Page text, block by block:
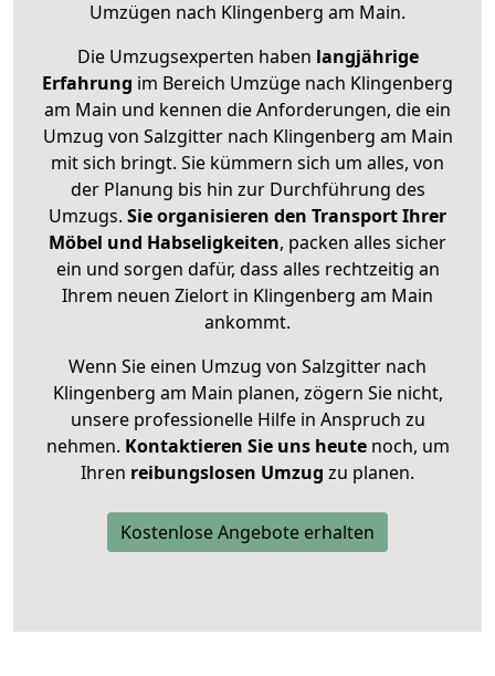
Umzügen nach Klingenberg am Main.
Die Umzugsexperten haben langjährige
Erfahrung im Bereich Umzüge nach Klingenberg
am Main und kennen die Anforderungen, die ein
Umzug von Salzgitter nach Klingenberg am Main
mit sich bringt. Sie kümmern sich um alles, von
der Planung bis hin zur Durchführung des
Umzugs. Sie organisieren den Transport Ihrer
Möbel und Habseligkeiten, packen alles sicher
ein und sorgen dafür, dass alles rechtzeitig an
Ihrem neuen Zielort in Klingenberg am Main
ankommt.
Wenn Sie einen Umzug von Salzgitter nach
Klingenberg am Main planen, zögern Sie nicht,
unsere professionelle Hilfe in Anspruch zu
nehmen. Kontaktieren Sie uns heutenoch, um
Ihren reibungslosen Umzug zu planen.
Kostenlose Angebote erhalten